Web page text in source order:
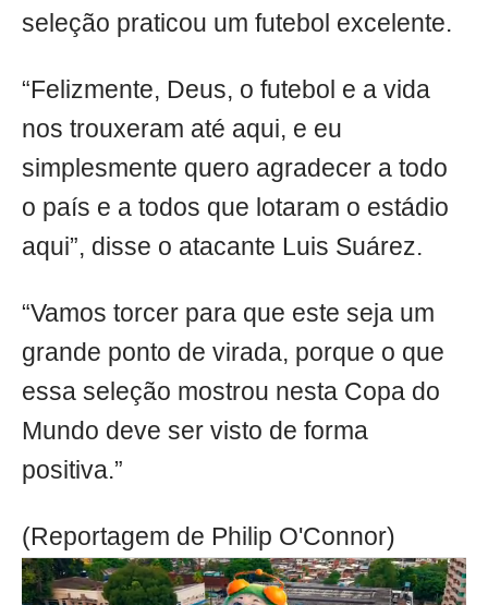
seleção praticou um futebol excelente.
“Felizmente, Deus, o futebol e a vida
nos trouxeram até aqui, e eu
simplesmente quero agradecer a todo
o país e a todos que lotaram o estádio
aqui”, disse o atacante Luis Suárez.
“Vamos torcer para que este seja um
grande ponto de virada, porque o que
essa seleção mostrou nesta Copa do
Mundo deve ser visto de forma
positiva.”
(Reportagem de Philip O'Connor)